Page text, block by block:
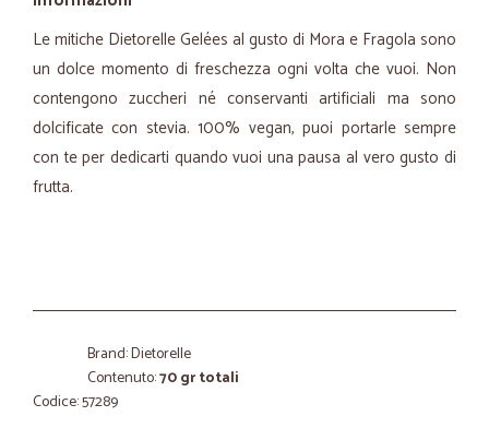
Le mitiche Dietorelle Gelées al gusto di Mora e Fragola sono
un dolce momento di freschezza ogni volta che vuoi. Non
contengono zuccheri né conservanti artificiali ma sono
dolcificate con stevia. 100% vegan, puoi portarle sempre
con te per dedicarti quando vuoi una pausa al vero gusto di
frutta.
Brand: Dietorelle
Contenuto:70 gr totali
Codice: 57289